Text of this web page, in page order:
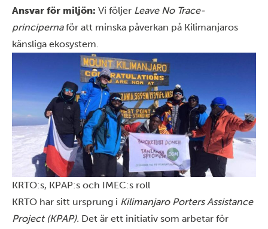
Ansvar för miljön: Vi följer Leave No Trace-
principernaför att minska påverkan på Kilimanjaros
känsliga ekosystem.
KRTO:s, KPAP:s och IMEC:s roll
KRTO har sitt ursprung i Kilimanjaro Porters Assistance
Project (KPAP). Det är ett initiativ som arbetar för